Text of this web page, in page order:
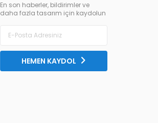
En son haberler, bildirimler ve
daha fazla tasarım için kaydolun
HEMEN KAYDOL